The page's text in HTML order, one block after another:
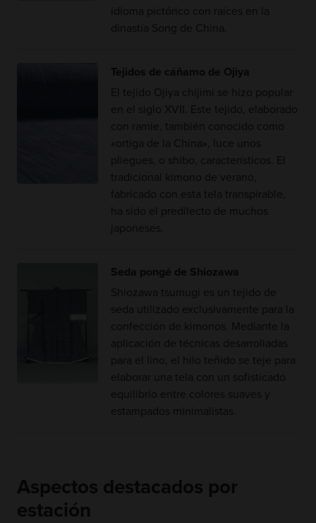
idioma pictórico con raíces en la
dinastía Song de China.
Tejidos de cáñamo de Ojiya
El tejido Ojiya chijimi se hizo popular
en el siglo XVII. Este tejido, elaborado
con ramie, también conocido como
«ortiga de la China», luce unos
pliegues, o shibo, característicos. El
tradicional kimono de verano,
fabricado con esta tela transpirable,
ha sido el predilecto de muchos
japoneses.
Seda pongé de Shiozawa
Shiozawa tsumugi es un tejido de
seda utilizado exclusivamente para la
confección de kimonos. Mediante la
aplicación de técnicas desarrolladas
para el lino, el hilo teñido se teje para
elaborar una tela con un sofisticado
equilibrio entre colores suaves y
estampados minimalistas.
Aspectos destacados por
estación